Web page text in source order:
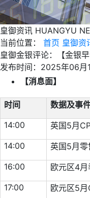
皇御资讯 HUANGYU
当前位置：
首页 皇御资
皇御金银评论：【金银
发布时间：2025年06月
【消息面】
时间
数据及事
14:00
英国5月
14:00
英国5月
16:00
欧元区4
17:00
欧元区5